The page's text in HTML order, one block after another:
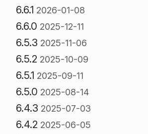
6.6.1 2026-01-08
6.6.0 2025-12-11
6.5.3 2025-11-06
6.5.2 2025-10-09
6.5.1 2025-09-11
6.5.0 2025-08-14
6.4.3 2025-07-03
6.4.2 2025-06-05